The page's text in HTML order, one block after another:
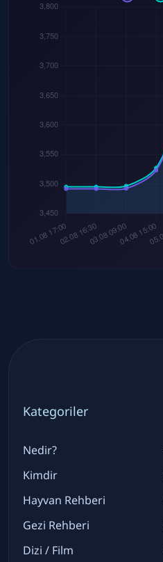
Kategoriler
Nedir?
Kimdir
Hayvan Rehberi
Gezi Rehberi
Dizi / Film